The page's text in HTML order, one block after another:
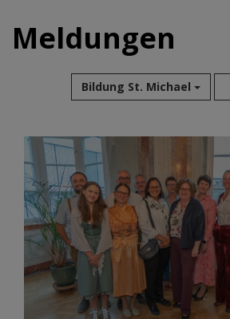
Meldungen
Bildung St. Michael